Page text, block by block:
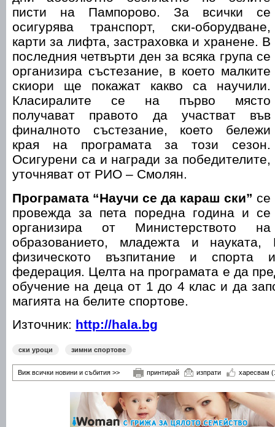
писти на Пампорово. За всички се
осигурява транспорт, ски-оборудване,
карти за лифта, застраховка и хранене. В
последния четвърти ден за всяка група се
организира състезание, в което малките
скиори ще покажат какво са научили.
Класиралите се на първо място
получават правото да участват във
финалното състезание, което бележи
края на програмата за този сезон.
Осигурени са и награди за победителите,
уточняват от РИО – Смолян.
Програмата “Научи се да караш ски” се
провежда за пета поредна година и се
организира от Министерството на
образованието, младежта и науката,
физическото възпитание и спорта
федерация. Целта на програмата е да
обучение на деца от 1 до 4 клас и да
магията на белите спортове.
Източник: http://hala.bg
ски уроци зимни спортове
Виж всички новини и събития >> принтирай изпрати харесвам